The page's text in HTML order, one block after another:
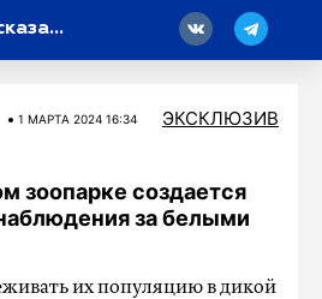
Эксперты рассказали о двух интригах на выборах президента России
1 МАРТA 2024 16:34 ЭКСКЛЮЗИВ
зоопарке создается
за белыми
их популяцию в дикой